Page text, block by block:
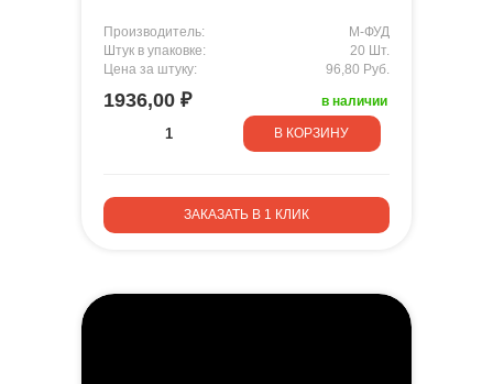
Производитель:
М-ФУД
Штук в упаковке:
20 Шт.
Цена за штуку:
96,80 Руб.
1936,00 ₽ в наличии
В КОРЗИНУ
ЗАКАЗАТЬ В 1 КЛИК